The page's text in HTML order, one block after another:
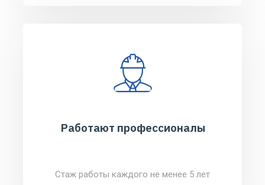
Работают профессионалы
Стаж работы каждого не менее 5 лет